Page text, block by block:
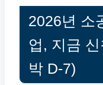
2026년 소
업, 지금
박 D-7)